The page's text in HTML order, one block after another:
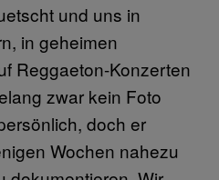
und uns in
in geheimen
Reggaeton-Konzerten
zwar kein Foto
doch er
Wochen nahezu